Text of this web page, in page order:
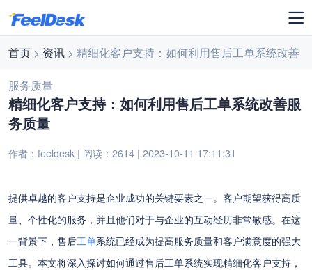
首页 > 资讯 > 精细化客户支持：如何利用售后工单系统改善
服务质量
精细化客户支持：如何利用售后工单系统改善服
务质量
作者：feeldesk | 阅读：2614 | 2023-10-11 17:11:31
提供卓越的客户支持是企业成功的关键要素之一。客户期望获得高质
量、个性化的服务，并且他们对于与企业的互动经历非常敏感。在这
一背景下，售后工单系统已经成为提高服务质量和客户满意度的强大
工具。本文将深入探讨如何通过售后工单系统实现精细化客户支持，